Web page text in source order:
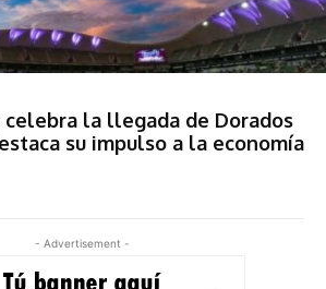
celebra la llegada de Dorados
su impulso a la economía
- Advertisement -